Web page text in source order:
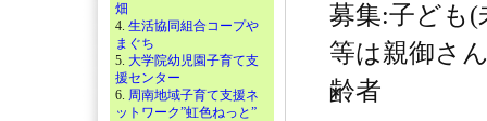
畑
4. 生活協同組合コープや
まぐち
5. 大学院幼児園子育て支
援センター
6. 周南地域子育て支援ネ
ットワーク”虹色ねっと”
募集:子ども(
等は親御さ
齢者